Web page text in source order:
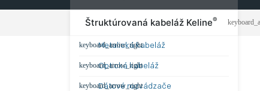
Štruktúrovaná kabeláž Keline®
Metalická kabeláž
Optická kabeláž
Dátové rozvádzače